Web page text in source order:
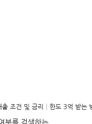
출 조건 및 금리│한도 3억 받는